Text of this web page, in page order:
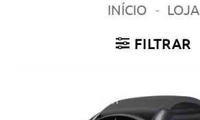
INÍCIO - LOJA
FILTRAR